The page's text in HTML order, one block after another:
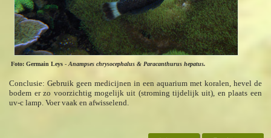
Foto: Germain Leys-Anampses chrysocephalus & Paracanthurus hepatus.
Conclusie: Gebruik geen medicijnen in een aquarium met koralen, hevel de
bodem er zo voorzichtig mogelijk uit (stroming tijdelijk uit), en plaats een
uv-c lamp. Voer vaak en afwisselend.